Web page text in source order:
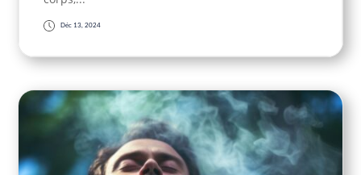
Déc 13, 2024